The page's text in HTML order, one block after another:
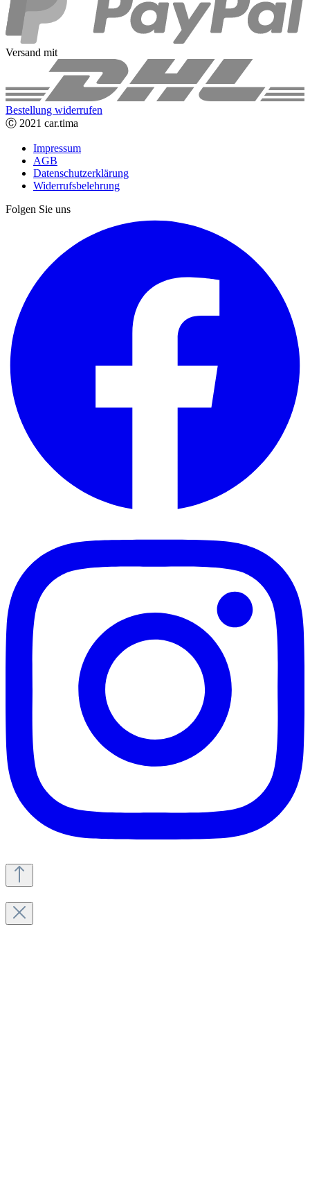
Versand mit
Bestellung widerrufen
Ⓒ 2021 car.tima
Impressum
AGB
Datenschutzerklärung
Widerrufsbelehrung
Folgen Sie uns